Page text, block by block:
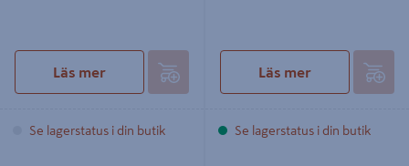
Läs mer
Se lagerstatus i din butik
Läs mer
Se lagerstatus i din butik